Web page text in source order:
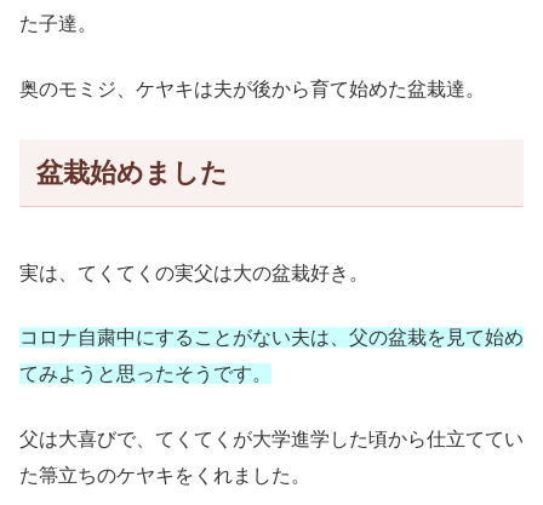
た子達。
奥のモミジ、ケヤキは夫が後から育て始めた盆栽達。
盆栽始めました
実は、てくてくの実父は大の盆栽好き。
コロナ自粛中にすることがない夫は、父の盆栽を見て始め
てみようと思ったそうです。
父は大喜びで、てくてくが大学進学した頃から仕立ててい
た箒立ちのケヤキをくれました。